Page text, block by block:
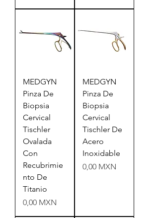
MEDGYN
Pinza De
Biopsia
Cervical
Tischler
Ovalada
Con
Recubrimie
nto De
Titanio
Precio
0,00 MXN
MEDGYN
Pinza De
Biopsia
Cervical
Tischler De
Acero
Inoxidable
Precio
0,00 MXN